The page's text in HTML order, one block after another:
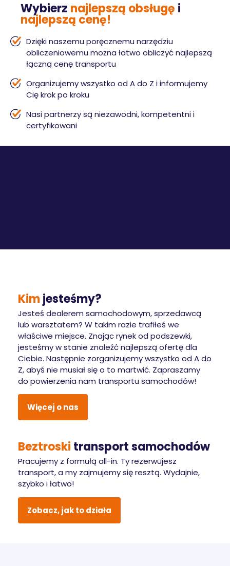
Wybierz najlepszą obsługę i
najlepszą cenę!
Dzięki naszemu poręcznemu narzędziu
obliczeniowemu można łatwo obliczyć najlepszą
łączną cenę transportu
Organizujemy wszystko od A do Z i informujemy
Cię krok po kroku
Nasi partnerzy są niezawodni, kompetentni i
certyfikowani
Kimjesteśmy?
Jesteś dealerem samochodowym, sprzedawcą
lub warsztatem? W takim razie trafiłeś we
właściwe miejsce. Znając rynek od podszewki,
jesteśmy w stanie znaleźć najlepszą ofertę dla
Ciebie. Następnie zorganizujemy wszystko od A do
Z, abyś nie musiał się o to martwić. Zapraszamy
do powierzenia nam transportu samochodów!
Więcej o nas
Beztroski transport samochodów
Pracujemy z formułą all-in. Ty rezerwujesz
transport, a my zajmujemy się resztą. Wydajnie,
szybko i łatwo!
Zobacz, jak to działa